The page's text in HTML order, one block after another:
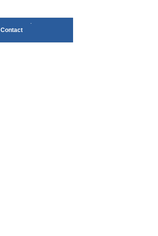
.
Contact